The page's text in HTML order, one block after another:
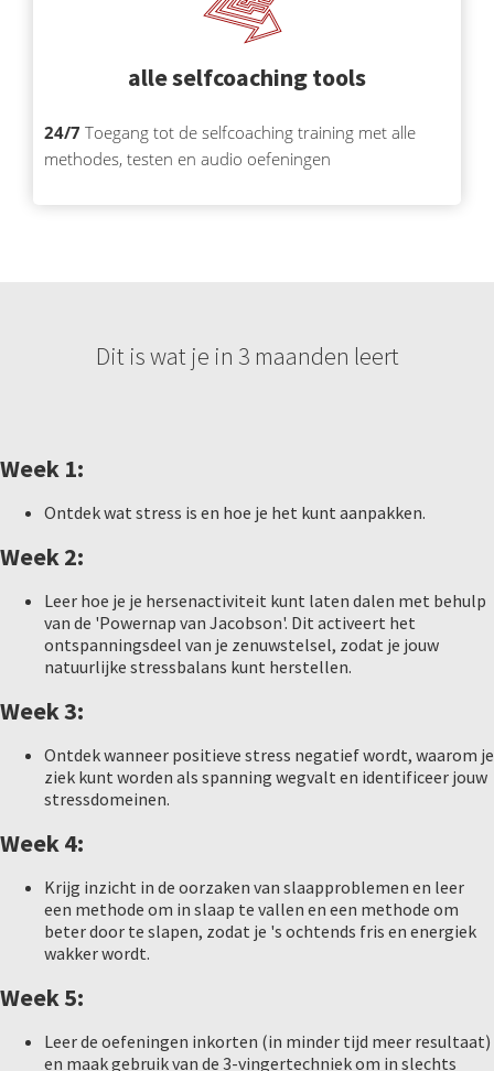
alle selfcoaching tools
24/7 Toegang tot de selfcoaching training met alle
methodes, testen en audio oefeningen
Dit is wat je in 3 maanden leert
Week 1:
Ontdek wat stress is en hoe je het kunt aanpakken.
Week 2:
Leer hoe je je hersenactiviteit kunt laten dalen met behulp
van de 'Powernap van Jacobson'. Dit activeert het
ontspanningsdeel van je zenuwstelsel, zodat je jouw
natuurlijke stressbalans kunt herstellen.
Week 3:
Ontdek wanneer positieve stress negatief wordt, waarom je
ziek kunt worden als spanning wegvalt en identificeer jouw
stressdomeinen.
Week 4:
Krijg inzicht in de oorzaken van slaapproblemen en leer
een methode om in slaap te vallen en een methode om
beter door te slapen, zodat je 's ochtends fris en energiek
wakker wordt.
Week 5:
Leer de oefeningen inkorten (in minder tijd meer resultaat)
en maak gebruik van de 3-vingertechniek om in slechts